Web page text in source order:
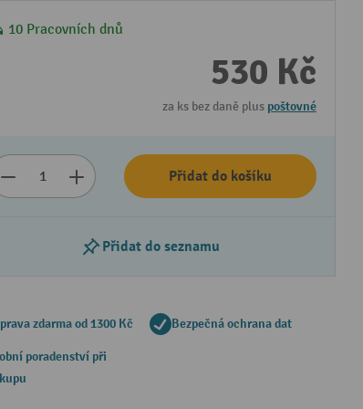
10 Pracovních dnů
530 Kč
za ks bez daně plus poštovné
Přidat do košíku
Přidat do seznamu
zdarma od 1300 Kč Bezpečná ochrana dat
poradenství při